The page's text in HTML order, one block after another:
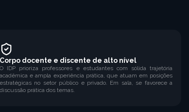
Corpo docente e discente de alto nível
O IDP prioriza professores e estudantes com sólida trajetória
acadêmica e ampla experiência prática, que atuam em posições
estratégicas no setor público e privado. Em sala, se favorece a
discussão prática dos temas.